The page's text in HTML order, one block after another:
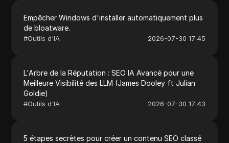
Empêcher Windows d'installer automatiquement plus
de bloatware.
#Outils d'IA 2026-07-30 17:45
L'Arbre de la Réputation : SEO IA Avancé pour une
Meilleure Visibilité des LLM (James Dooley ft Julian
Goldie)
#Outils d'IA 2026-07-30 17:43
5 étapes secrètes pour créer un contenu SEO classé